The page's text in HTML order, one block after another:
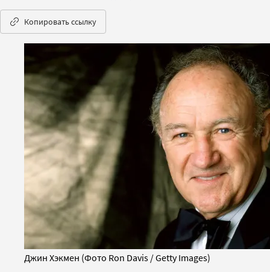
Копировать ссылку
Джин Хэкмен (Фото Ron Davis / Getty Images)